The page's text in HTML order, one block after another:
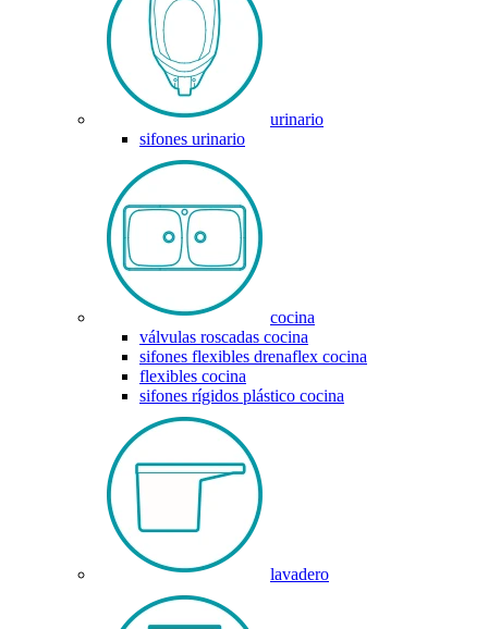
urinario
sifones urinario
cocina
válvulas roscadas cocina
sifones flexibles drenaflex cocina
flexibles cocina
sifones rígidos plástico cocina
lavadero